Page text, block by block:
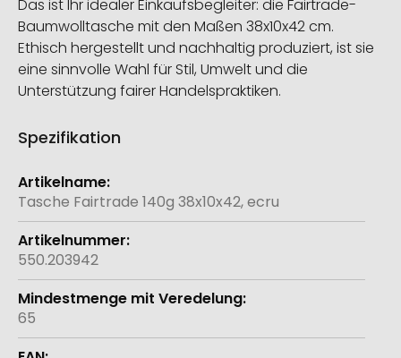
Das ist Ihr idealer Einkaufsbegleiter: die Fairtrade-
Baumwolltasche mit den Maßen 38x10x42 cm.
Ethisch hergestellt und nachhaltig produziert, ist sie
eine sinnvolle Wahl für Stil, Umwelt und die
Unterstützung fairer Handelspraktiken.
Spezifikation
Weitere
Informationen
Tasche Fairtrade 140g 38x10x42, ecru
550.203942
65